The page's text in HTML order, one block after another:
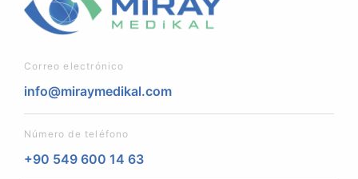
Correo electrónico
info@miraymedikal.com
Número de teléfono
+90 549 600 14 63